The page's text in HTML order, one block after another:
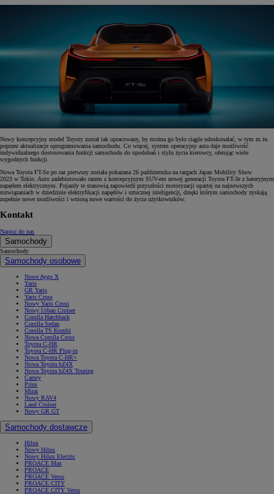
Nowy koncepcyjny model Toyoty został tak opracowany, by można go było ciągle udoskonalać, w tym m.in.
poprzez aktualizacje oprogramowania samochodu. Co więcej, system operacyjny auta daje możliwość
indywidualnego dostosowania funkcji samochodu do upodobań i stylu życia kierowcy, oferując wiele
wygodnych funkcji.
Nowa Toyota FT-Se po raz pierwszy została pokazana 26 października na targach Japan Mobility Show
2023 w Tokio. Auto zadebiutowało razem z koncepcyjnym SUV-em nowej generacji Toyota FT-3e z bateryjnym
napędem elektrycznym. Pojazdy te stanowią zapowiedź przyszłości motoryzacji opartej na najnowszych
rozwiązaniach w dziedzinie elektryfikacji napędów i sztucznej inteligencji, dzięki którym samochody zyskają
zupełnie nowe możliwości i wniosą nowe wartości do życia użytkowników.
Kontakt
Napisz do nas
Samochody
Samochody
Samochody osobowe
Nowe Aygo X
Yaris
GR Yaris
Yaris Cross
Nowy Yaris Cross
Nowy Urban Cruiser
Corolla Hatchback
Corolla Sedan
Corolla TS Kombi
Nowa Corolla Cross
Toyota C-HR
Toyota C-HR Plug-in
Nowa Toyota C-HR+
Nowa Toyota bZ4X
Nowa Toyota bZ4X Touring
Camry
Prius
Mirai
Nowy RAV4
Land Cruiser
Nowy GR GT
Samochody dostawcze
Hilux
Nowy Hilux
Nowy Hilux Electric
PROACE Max
PROACE
PROACE Verso
PROACE CITY
PROACE CITY Verso